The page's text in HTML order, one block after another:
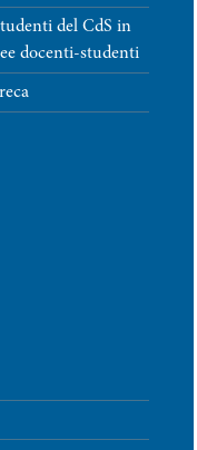
del CdS in
docenti-studenti